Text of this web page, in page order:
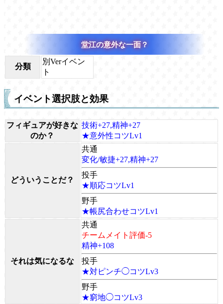
堂江の意外な一面？
分類
別Verイベン
ト
イベント選択肢と効果
フィギュアが好きな
のか？
技術+27,精神+27
★意外性コツLv1
どういうことだ？
共通
変化/敏捷+27,精神+27
投手
★順応コツLv1
野手
★帳尻合わせコツLv1
それは気になるな
共通
チームメイト評価-5
精神+108
投手
★対ピンチ◯コツLv3
野手
★窮地◯コツLv3